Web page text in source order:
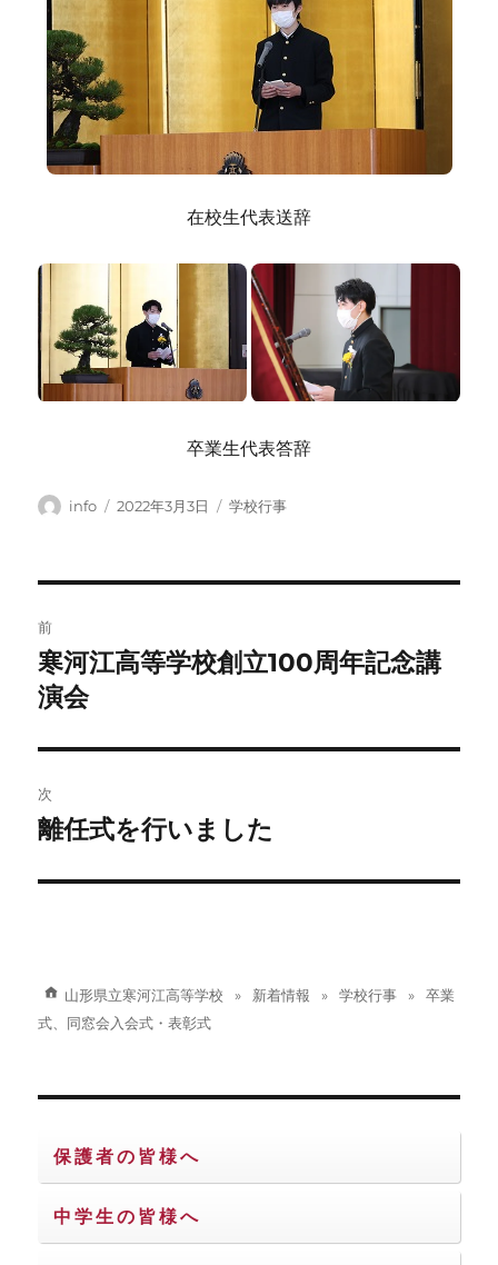
在校生代表送辞
卒業生代表答辞
投
info
投
2022年3月3日
カ
学校行事
稿
ナ
ビ
ゲ
ー
シ
ン
前
前
の
稿:
寒河江高等学校創立100周年記念講
演会
次
次
投
離任式を行いました
山形県立寒河江高等学校 新着情報 学校行事
卒業
式、同窓会入会式・表彰式
保護者の皆様へ
中学生の皆様へ